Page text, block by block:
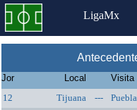
LigaMx
Jor Local Visita
12
Tijuana --- Puebla